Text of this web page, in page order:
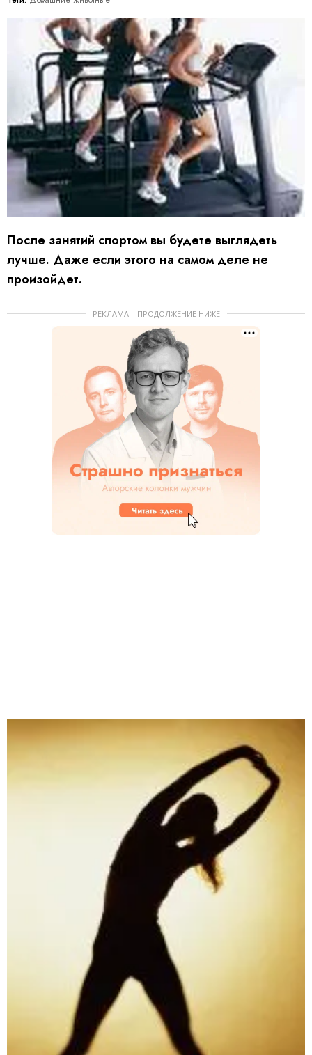
После занятий спортом вы будете выглядеть
лучше. Даже если этого на самом деле не
произойдет.
РЕКЛАМА – ПРОДОЛЖЕНИЕ НИЖЕ